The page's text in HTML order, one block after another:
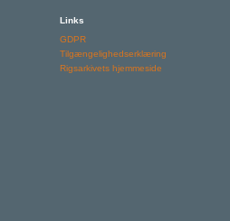
Links
GDPR
Tilgængelighedserklæring
Rigsarkivets hjemmeside